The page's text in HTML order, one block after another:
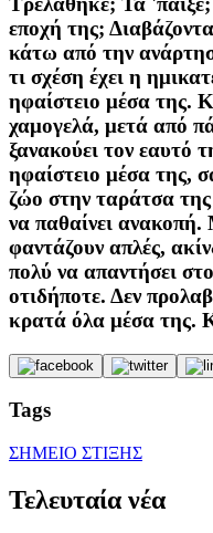
εποχή της;
κάτω από την
τι σχέση έχει η
ηφαίστειο μέσα της.
χαμογελά, μετά από
ξανακούει τον εαυτό
ηφαίστειο μέσα της,
ζώο στην ταράτσα
να παθαίνει ανακοπή.
φαντάζουν απλές,
πολύ να απαντήσει
οτιδήποτε. Δεν
κρατά όλα μέσα της.
Tags
ΣΗΜΕΙΟ ΣΤΙΞΗΣ
Τελευταία νέα